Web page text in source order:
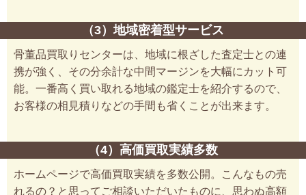
（3）地域密着型サービス
骨董品買取りセンターは、地域に根ざした査定士との連
携が強く、その分余計な中間マージンを大幅にカット可
能。一番高く買い取れる地域の鑑定士を紹介するので、
お客様の相見積りなどの手間も省くことが出来ます。
（4）高価買取実績多数
ホームページで高価買取実績を多数公開。こんなもの売
れるの？と思ってご相談いただいたものに、思わぬ高額